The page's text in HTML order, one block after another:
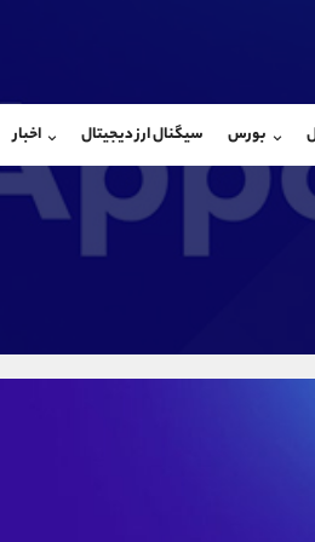
بورس سیگنال ارز دیجیتال اخبار
شروع گفتگو
@Armteam_admin_33